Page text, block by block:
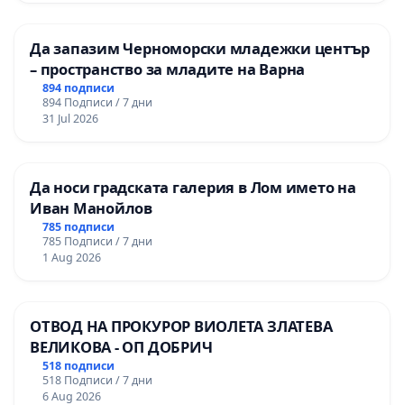
Да запазим Черноморски младежки център
– пространство за младите на Варна
894 подписи
894 Подписи / 7 дни
31 Jul 2026
Да носи градската галерия в Лом името на
Иван Манойлов
785 подписи
785 Подписи / 7 дни
1 Aug 2026
ОТВОД НА ПРОКУРОР ВИОЛЕТА ЗЛАТЕВА
ВЕЛИКОВА - ОП ДОБРИЧ
518 подписи
518 Подписи / 7 дни
6 Aug 2026